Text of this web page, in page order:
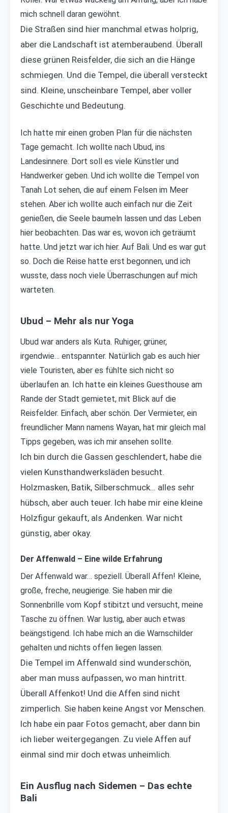
mich schnell daran gewöhnt.
Die Straßen sind hier manchmal etwas holprig,
aber die Landschaft ist atemberaubend. Überall
diese grünen Reisfelder, die sich an die Hänge
schmiegen. Und die Tempel, die überall versteckt
sind. Kleine, unscheinbare Tempel, aber voller
Geschichte und Bedeutung.
Ich hatte mir einen groben Plan für die nächsten
Tage gemacht. Ich wollte nach Ubud, ins
Landesinnere. Dort soll es viele Künstler und
Handwerker geben. Und ich wollte die Tempel von
Tanah Lot sehen, die auf einem Felsen im Meer
stehen. Aber ich wollte auch einfach nur die Zeit
genießen, die Seele baumeln lassen und das Leben
hier beobachten. Das war es, wovon ich geträumt
hatte. Und jetzt war ich hier. Auf Bali. Und es war gut
so. Doch die Reise hatte erst begonnen, und ich
wusste, dass noch viele Überraschungen auf mich
warteten.
Ubud – Mehr als nur Yoga
Ubud war anders als Kuta. Ruhiger, grüner,
irgendwie… entspannter. Natürlich gab es auch hier
viele Touristen, aber es fühlte sich nicht so
überlaufen an. Ich hatte ein kleines Guesthouse am
Rande der Stadt gemietet, mit Blick auf die
Reisfelder. Einfach, aber schön. Der Vermieter, ein
freundlicher Mann namens Wayan, hat mir gleich mal
Tipps gegeben, was ich mir ansehen sollte.
Ich bin durch die Gassen geschlendert, habe die
vielen Kunsthandwerksläden besucht.
Holzmasken, Batik, Silberschmuck… alles sehr
hübsch, aber auch teuer. Ich habe mir eine kleine
Holzfigur gekauft, als Andenken. War nicht
günstig, aber okay.
Der Affenwald – Eine wilde Erfahrung
Der Affenwald war… speziell. Überall Affen! Kleine,
große, freche, neugierige. Sie haben mir die
Sonnenbrille vom Kopf stibitzt und versucht, meine
Tasche zu öffnen. War lustig, aber auch etwas
beängstigend. Ich habe mich an die Warnschilder
gehalten und nichts offen liegen lassen.
Die Tempel im Affenwald sind wunderschön,
aber man muss aufpassen, wo man hintritt.
Überall Affenkot! Und die Affen sind nicht
zimperlich. Sie haben keine Angst vor Menschen.
Ich habe ein paar Fotos gemacht, aber dann bin
ich lieber weitergegangen. Zu viele Affen auf
einmal sind mir doch etwas unheimlich.
Ein Ausflug nach Sidemen – Das echte
Bali